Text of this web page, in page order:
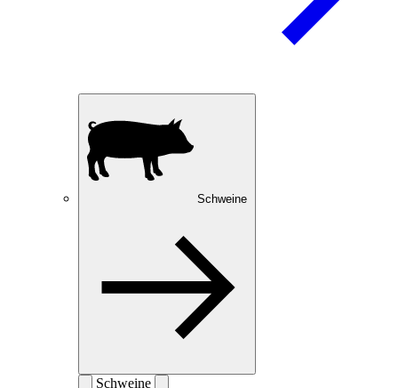
Schweine
Schweine